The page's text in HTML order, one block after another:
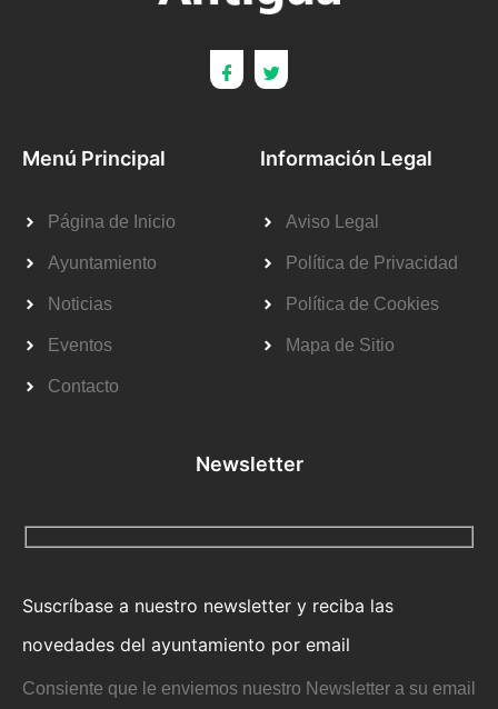
Menú Principal
Página de Inicio
Ayuntamiento
Noticias
Eventos
Contacto
Información Legal
Aviso Legal
Política de Privacidad
Política de Cookies
Mapa de Sitio
Newsletter
Suscríbase a nuestro newsletter y reciba las
novedades del ayuntamiento por email
Consiente que le enviemos nuestro Newsletter a su email